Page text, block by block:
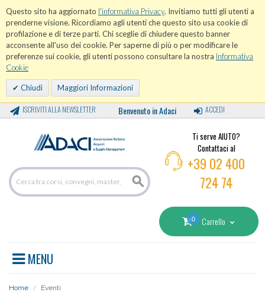
Questo sito ha aggiornato l'informativa Privacy. Invitiamo tutti gli utenti a
prenderne visione. Ricordiamo agli utenti che questo sito usa cookie di
profilazione e di terze parti. Chi sceglie di chiudere questo banner
acconsente all'uso dei cookie. Per saperne di più o per modificare le
preferenze sui cookie, gli utenti possono consultare la nostra Informativa
Cookie
Chiudi Maggiori Informazioni
ISCRIVITI ALLA NEWSLETTER Benvenuto in Adaci ACCEDI
Ti serve AIUTO?
Contattaci al
+39 02 400
724 74
0 Carrello
MENU
Home / Eventi